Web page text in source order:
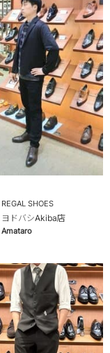
REGAL SHOES
ヨドバシAkiba店
Amataro